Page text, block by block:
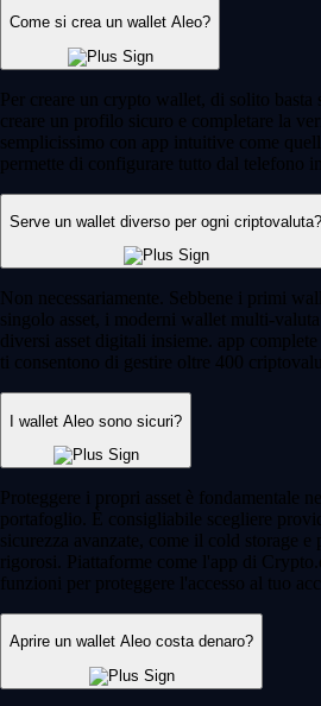
Come si crea un wallet Aleo?
Per creare un crypto wallet, di solito basta
creare un profilo sicuro e completare la
semplicissimo con app intuitive come
permette di configurare tutto dal telefono
Serve un wallet diverso per ogni criptovaluta?
Non necessariamente. Sebbene i primi
singolo asset, i moderni wallet multi-
diversi asset digitali insieme. app
ti consentono di gestire oltre 400
I wallet Aleo sono sicuri?
Proteggere i propri asset è fondamentale
portafoglio. È consigliabile scegliere
sicurezza avanzate, come il cold storage
rigorosi. Piattaforme come l'app di
funzioni per proteggere l'accesso al tuo
Aprire un wallet Aleo costa denaro?